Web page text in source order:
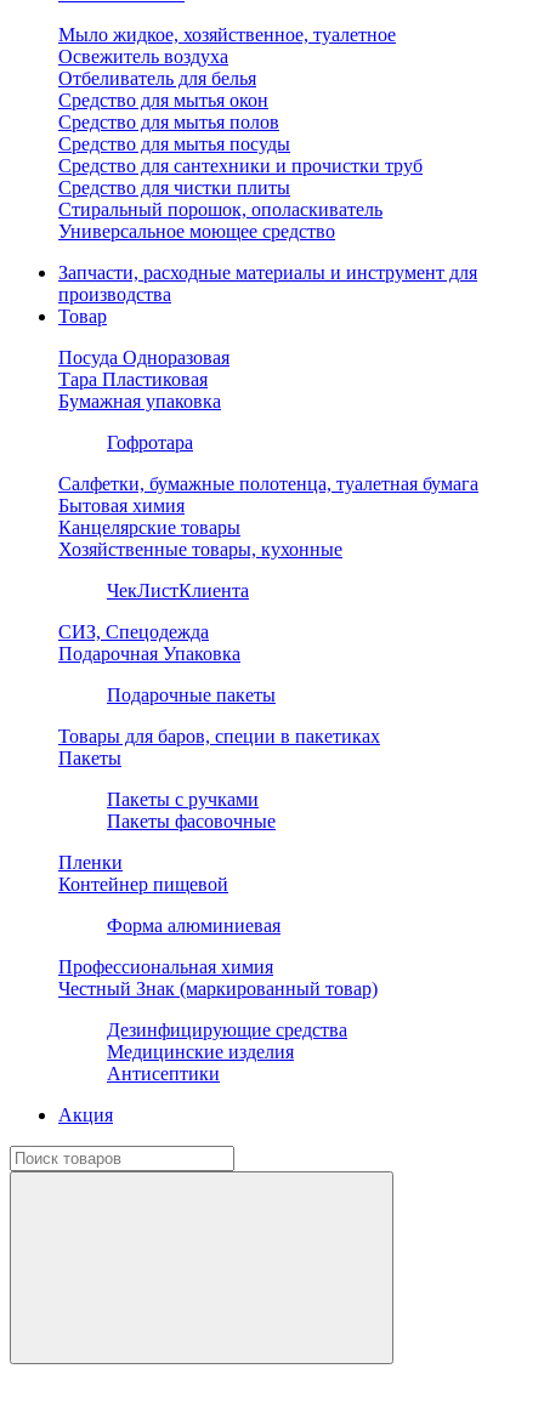
Мыло жидкое, хозяйственное, туалетное
Освежитель воздуха
Отбеливатель для белья
Средство для мытья окон
Средство для мытья полов
Средство для мытья посуды
Средство для сантехники и прочистки труб
Средство для чистки плиты
Стиральный порошок, ополаскиватель
Универсальное моющее средство
Запчасти, расходные материалы и инструмент для
производства
Товар
Посуда Одноразовая
Тара Пластиковая
Бумажная упаковка
Гофротара
Салфетки, бумажные полотенца, туалетная бумага
Бытовая химия
Канцелярские товары
Хозяйственные товары, кухонные
ЧекЛистКлиента
СИЗ, Спецодежда
Подарочная Упаковка
Подарочные пакеты
Товары для баров, специи в пакетиках
Пакеты
Пакеты с ручками
Пакеты фасовочные
Пленки
Контейнер пищевой
Форма алюминиевая
Профессиональная химия
Честный Знак (маркированный товар)
Дезинфицирующие средства
Медицинские изделия
Антисептики
Акция